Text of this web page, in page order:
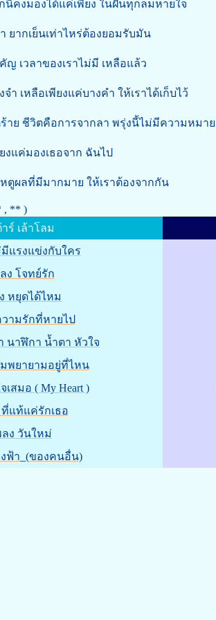
นี้คงมองได้แค่เพียง ในฝันทุกลมหายใจ
ากเย็นเท่าไหร่ต้องยอมรับมัน
วลาของเราไม่มี เหลือแล้ว
ลือเพียงแค่บางคำ ให้เราได้เก็บไว้
วิตคือการจากลา พรุ่งนี้ไม่มีความหมาย
มองเธอจาก ฉันไป
ตูผลที่มีมากมาย ให้เราต้องจากกัน
, ** )
ร์ เล้าโลม
แรงแข่งกับใคร
ง โจทย์รัก
หยุดได้ไหม
ามรักที่หายไป
นาฬิกา น้ำตา หัวใจ
พยายามอยู่ที่ไหน
เสมอ ( My Heart )
ที่แท้แค่รักเธอ
ลง วันใหม่
ฟ้า_(ของคนอื่น)